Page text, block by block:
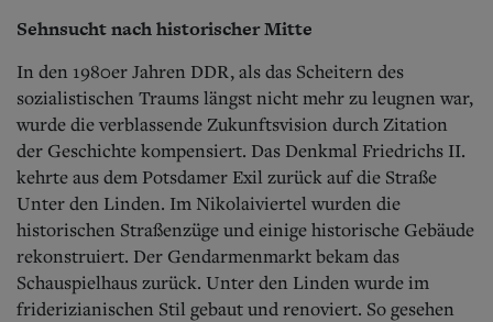
Sehnsucht nach historischer Mitte
In den 1980er Jahren DDR, als das Scheitern des
sozialistischen Traums längst nicht mehr zu leugnen war,
wurde die verblassende Zukunftsvision durch Zitation
der Geschichte kompensiert. Das Denkmal Friedrichs II.
kehrte aus dem Potsdamer Exil zurück auf die Straße
Unter den Linden. Im Nikolaiviertel wurden die
historischen Straßenzüge und einige historische Gebäude
rekonstruiert. Der Gendarmenmarkt bekam das
Schauspielhaus zurück. Unter den Linden wurde im
friderizianischen Stil gebaut und renoviert. So gesehen